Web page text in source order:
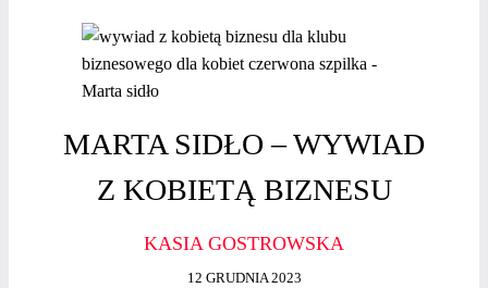
MARTA SIDŁO – WYWIAD
Z KOBIETĄ BIZNESU
KASIA GOSTROWSKA
12 GRUDNIA 2023